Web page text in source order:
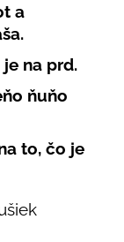
a
na prd.
ňuňo
to, čo je